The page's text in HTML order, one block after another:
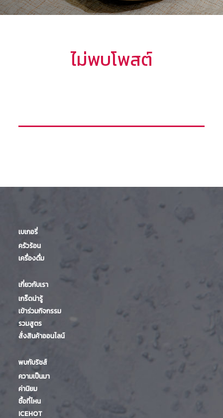
ไม่พบโพสต์
เบเกอรี่
ครัวร้อน
เครื่องดื่ม
เกี่ยวกับเรา
เกร็ดน่ารู้
เข้าร่วมกิจกรรม
รวมสูตร
สั่งสินค้าออนไลน์
พบกับริชส์
ความเป็นมา
ค่านิยม
ซื้อที่ไหน
ICEHOT